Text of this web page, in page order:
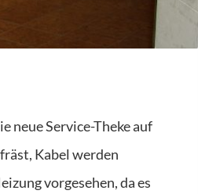
neue Service-Theke auf
Kabel werden
vorgesehen, da es
1. November 1977 hat er bei uns
und ist der Leiter unse